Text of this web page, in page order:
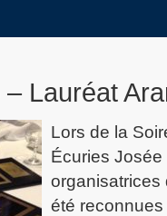
Lauréat
Lors de la
Écuries Josée
organisatrices
été